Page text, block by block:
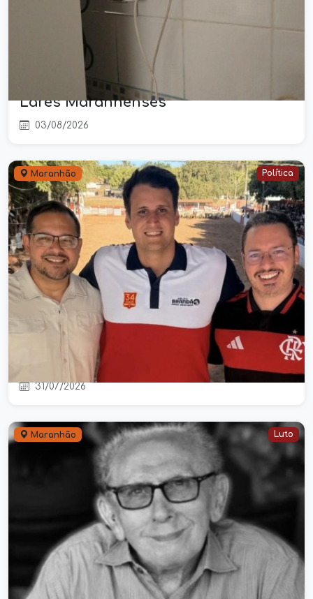
O Perigo Silencioso nas Paredes:
Falhas Elétricas Respondem por
Mais da Metade dos Incêndios em
Lares Maranhenses
03/08/2026
Maranhão Política
Dr. Orlando participa de vaquejada
em Colinas ao lado de Orleans
Brandão e lideranças políticas
31/07/2026
Maranhão Luto
Morre Roque Pires Macatrão,